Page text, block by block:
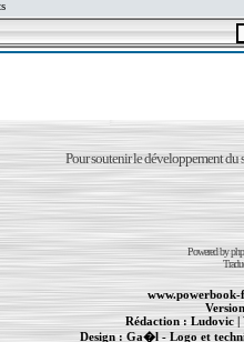
Pour soutenir le développement du
Powered by
www.powerbook-
Rédaction :Ludovic|
Design : Ga�l - Logo et